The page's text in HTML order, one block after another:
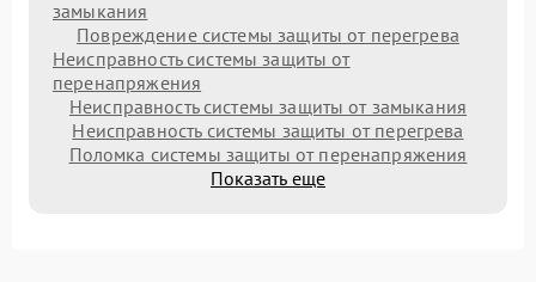
замыкания
Повреждение системы защиты от перегрева
Неисправность системы защиты от
перенапряжения
Неисправность системы защиты от замыкания
Неисправность системы защиты от перегрева
Поломка системы защиты от перенапряжения
Показать еще